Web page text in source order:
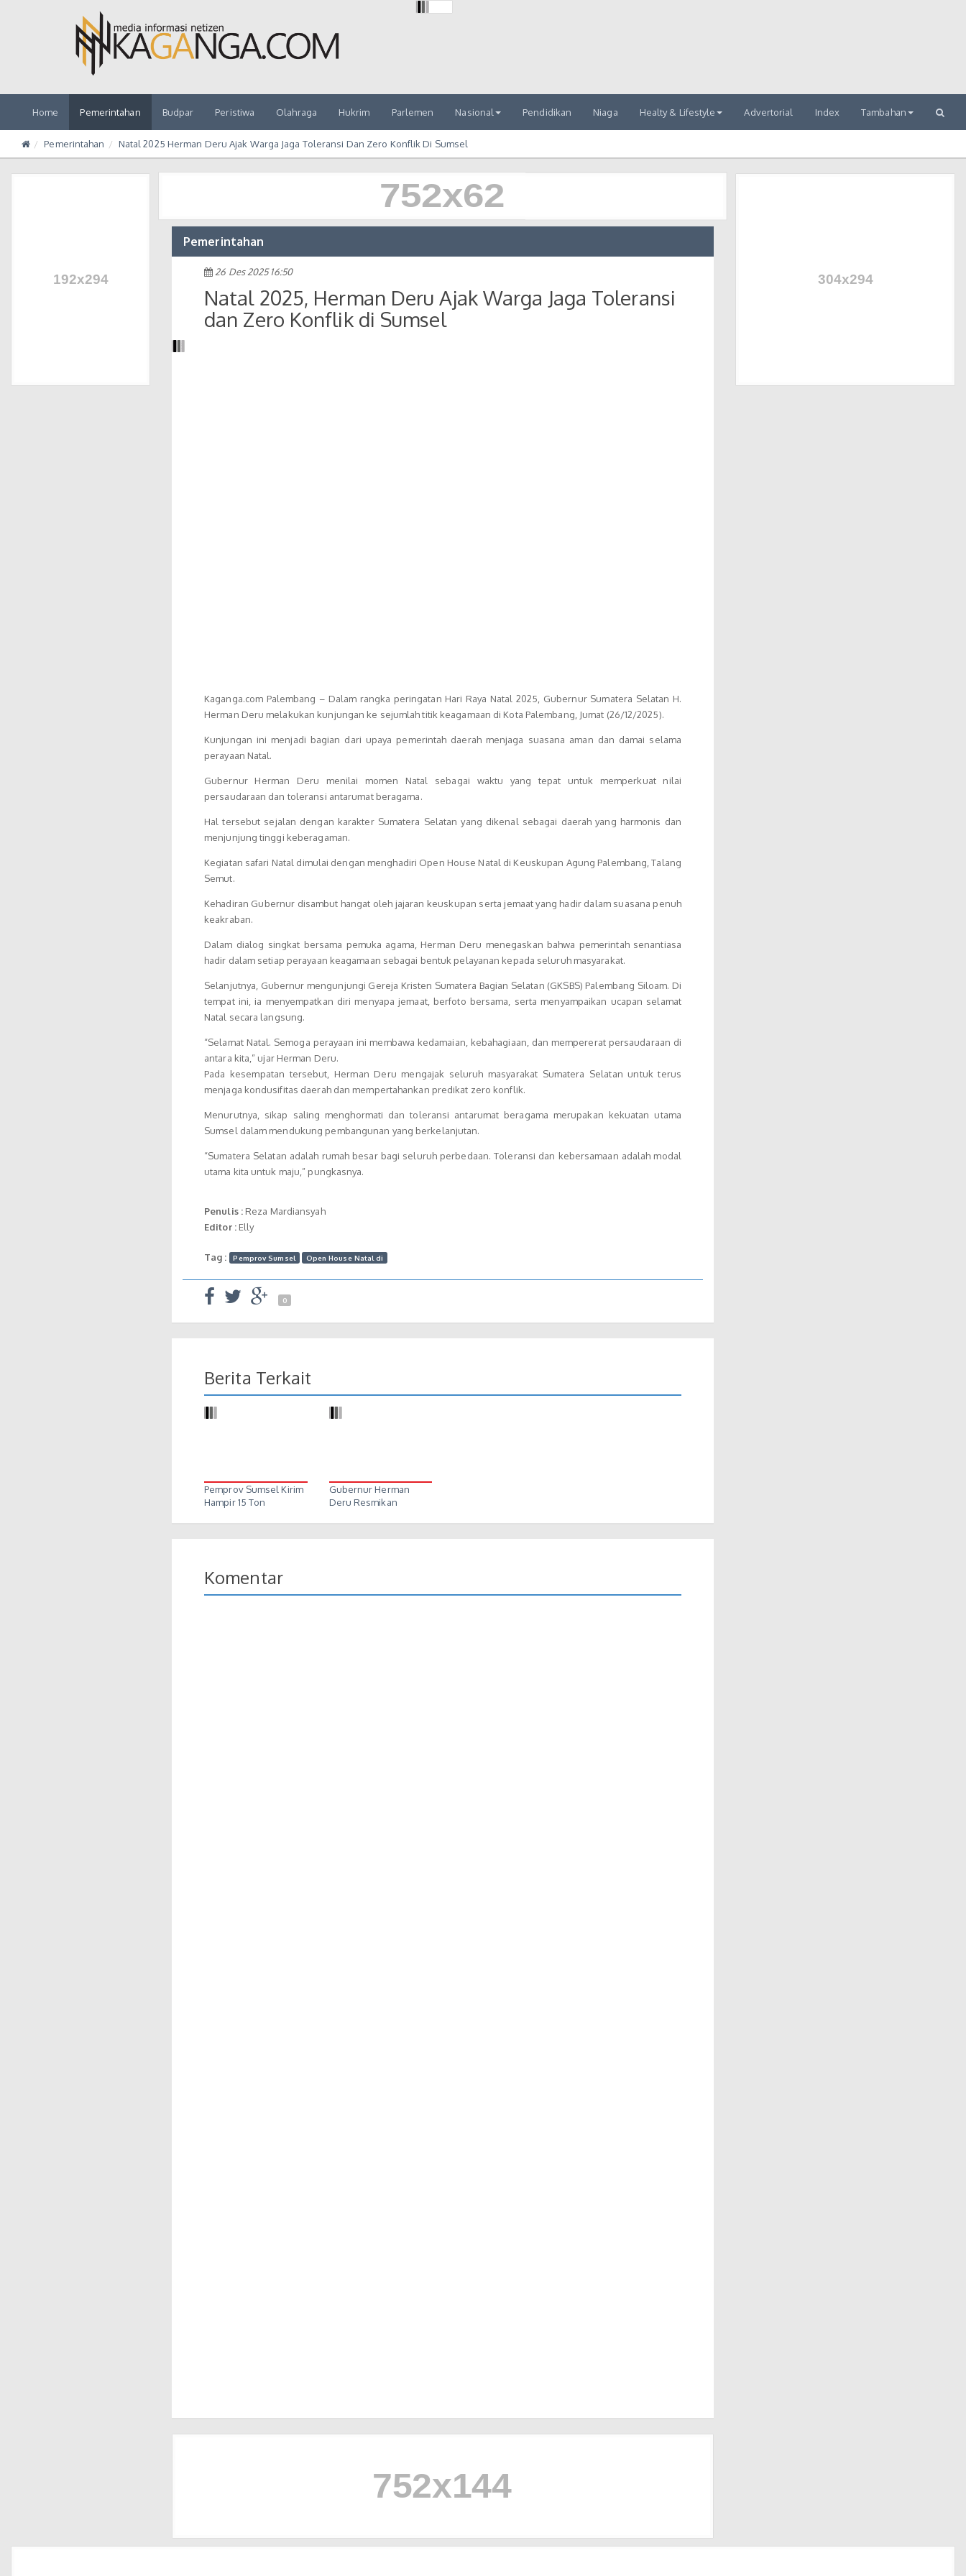
Home Pemerintahan Budpar Peristiwa Olahraga Hukrim Parlemen Nasional Pendidikan Niaga Healty & Lifestyle Advertorial Index Tambahan
Pemerintahan Natal 2025 Herman Deru Ajak Warga Jaga Toleransi Dan Zero Konflik Di Sumsel
Pemerintahan
26 Des 2025 16:50
Natal 2025, Herman Deru Ajak Warga Jaga Toleransi
dan Zero Konflik di Sumsel
Kaganga.com Palembang – Dalam rangka peringatan Hari Raya Natal 2025, Gubernur Sumatera Selatan H.
Herman Deru melakukan kunjungan ke sejumlah titik keagamaan di Kota Palembang, Jumat (26/12/2025).
Kunjungan ini menjadi bagian dari upaya pemerintah daerah menjaga suasana aman dan damai selama
perayaan Natal.
Gubernur Herman Deru menilai momen Natal sebagai waktu yang tepat untuk memperkuat nilai
persaudaraan dan toleransi antarumat beragama.
Hal tersebut sejalan dengan karakter Sumatera Selatan yang dikenal sebagai daerah yang harmonis dan
menjunjung tinggi keberagaman.
Kegiatan safari Natal dimulai dengan menghadiri Open House Natal di Keuskupan Agung Palembang, Talang
Semut.
Kehadiran Gubernur disambut hangat oleh jajaran keuskupan serta jemaat yang hadir dalam suasana penuh
keakraban.
Dalam dialog singkat bersama pemuka agama, Herman Deru menegaskan bahwa pemerintah senantiasa
hadir dalam setiap perayaan keagamaan sebagai bentuk pelayanan kepada seluruh masyarakat.
Selanjutnya, Gubernur mengunjungi Gereja Kristen Sumatera Bagian Selatan (GKSBS) Palembang Siloam. Di
tempat ini, ia menyempatkan diri menyapa jemaat, berfoto bersama, serta menyampaikan ucapan selamat
Natal secara langsung.
“Selamat Natal. Semoga perayaan ini membawa kedamaian, kebahagiaan, dan mempererat persaudaraan di
antara kita,” ujar Herman Deru.
Pada kesempatan tersebut, Herman Deru mengajak seluruh masyarakat Sumatera Selatan untuk terus
menjaga kondusifitas daerah dan mempertahankan predikat zero konflik.
Menurutnya, sikap saling menghormati dan toleransi antarumat beragama merupakan kekuatan utama
Sumsel dalam mendukung pembangunan yang berkelanjutan.
“Sumatera Selatan adalah rumah besar bagi seluruh perbedaan. Toleransi dan kebersamaan adalah modal
utama kita untuk maju,” pungkasnya.
Penulis :Reza Mardiansyah
Editor :Elly
Tag : Pemprov Sumsel Open House Natal di
0
Berita Terkait
Pemprov Sumsel Kirim
Hampir 15 Ton
Gubernur Herman
Deru Resmikan
Komentar